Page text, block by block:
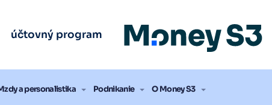
účtovný program
Účtovný program Money S3
Účtovný program Money S3
a personalistika
Účtovný program Money S3
Podnikanie
Účtovný program Money S3
O Money S3
Účtovný program Money S3